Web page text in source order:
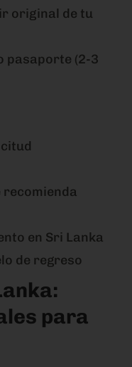
original de tu
pasaporte (2-3
recomienda
en Sri Lanka
de regreso
para